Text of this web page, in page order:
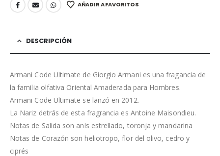
AÑADIR A FAVORITOS
DESCRIPCIÓN
Armani Code Ultimate de Giorgio Armani es una fragancia de
la familia olfativa Oriental Amaderada para Hombres.
Armani Code Ultimate se lanzó en 2012.
La Nariz detrás de esta fragrancia es Antoine Maisondieu.
Notas de Salida son anís estrellado, toronja y mandarina
Notas de Corazón son heliotropo, flor del olivo, cedro y
ciprés